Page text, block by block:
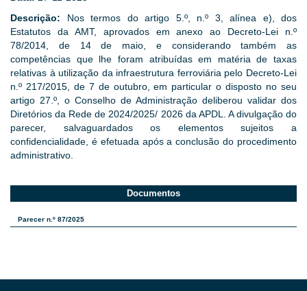
Descrição: Nos termos do artigo 5.º, n.º 3, alínea e), dos
Estatutos da AMT, aprovados em anexo ao Decreto-Lei n.º
78/2014, de 14 de maio, e considerando também as
competências que lhe foram atribuídas em matéria de taxas
relativas à utilização da infraestrutura ferroviária pelo Decreto-Lei
n.º 217/2015, de 7 de outubro, em particular o disposto no seu
artigo 27.º, o Conselho de Administração deliberou validar dos
Diretórios da Rede de 2024/2025/ 2026 da APDL. A divulgação do
parecer, salvaguardados os elementos sujeitos a
confidencialidade, é efetuada após a conclusão do procedimento
administrativo.
Documentos
Parecer n.º 87/2025